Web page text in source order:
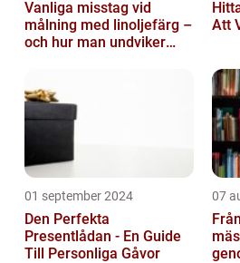
Vanliga misstag vid
målning med linoljefärg –
och hur man undviker
Att
01 september 2024
Den Perfekta
Presentlådan - En Guide
Till Personliga Gåvor
07